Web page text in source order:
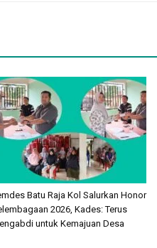
Batu Raja Kol Salurkan Honor
2026, Kades: Terus
untuk Kemajuan Desa